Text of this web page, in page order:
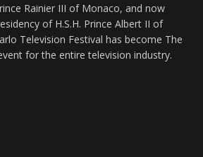
Rainier III of Monaco, and now
of H.S.H. Prince Albert II of
Television Festival has become The
for the entire television industry.